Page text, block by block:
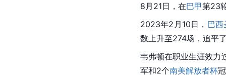
8月21日，在巴甲第23
2023年2月10日， 巴
数上升至274场，追平
韦弗顿在职业生涯效力
军和2个南美解放者杯